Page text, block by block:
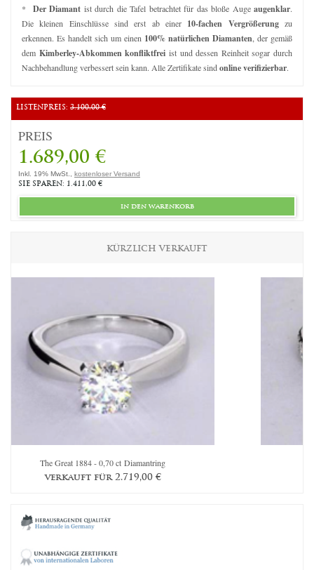
* Der Diamant ist durch die Tafel betrachtet für das bloße Augeaugenklar.
Die kleinen Einschlüsse sind erst ab einer 10-fachen Vergrößerungzu
erkennen. Es handelt sich um einen 100% natürlichen Diamanten , der gemäß
dem Kimberley-Abkommen konfliktfrei ist und dessen Reinheit sogar durch
Nachbehandlung verbessert sein kann. Alle Zertifikate sindonline verifizierbar.
LISTENPREIS: 3.100,00 €
PREIS
1.689,00 €
Inkl. 19% MwSt., kostenloser Versand
SIE SPAREN: 1.411,00 €
in den warenkorb
KÜRZLICH VERKAUFT
The Great 1884 - 0,70 ct Diamantring
verkauft für2.719,00€